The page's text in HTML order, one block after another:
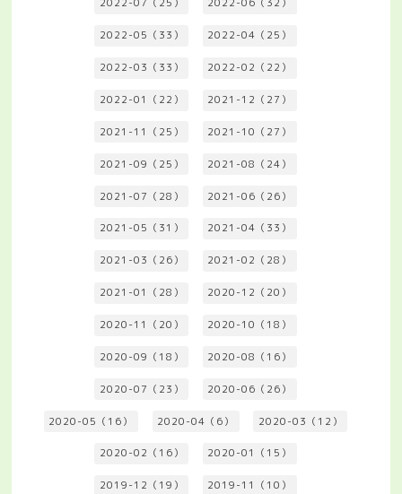
2022-07（25） 2022-06（32）
2022-05（33） 2022-04（25）
2022-03（33） 2022-02（22）
2022-01（22） 2021-12（27）
2021-11（25） 2021-10（27）
2021-09（25） 2021-08（24）
2021-07（28） 2021-06（26）
2021-05（31） 2021-04（33）
2021-03（26） 2021-02（28）
2021-01（28） 2020-12（20）
2020-11（20） 2020-10（18）
2020-09（18） 2020-08（16）
2020-07（23） 2020-06（26）
2020-05（16） 2020-04（6） 2020-03（12）
2020-02（16） 2020-01（15）
2019-12（19） 2019-11（10）